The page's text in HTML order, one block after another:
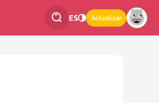
ES Actualizar